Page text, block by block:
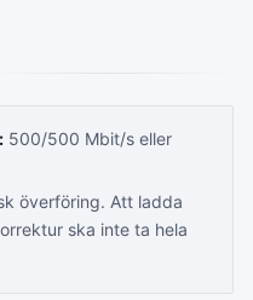
500/500 Mbit/s eller
överföring. Att ladda
ska inte ta hela